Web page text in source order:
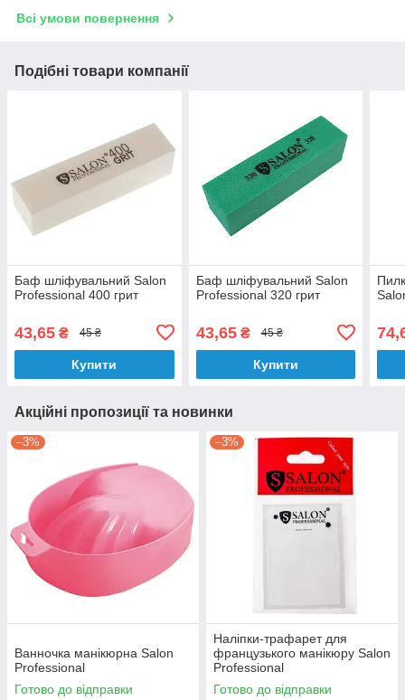
Всі умови повернення
Подібні товари компанії
Баф шліфувальний Salon
Professional 400 грит
43,65 ₴ 45 ₴
Купити
Баф шліфувальний Salon
Professional 320 грит
43,65₴ 45 ₴
Купити
Акційні пропозиції та новинки
–3%
Ванночка манікюрна Salon
Professional
Готово до відправки
–3%
Наліпки-трафарет для
французького манікюру Salon
Professional
Готово до відправки